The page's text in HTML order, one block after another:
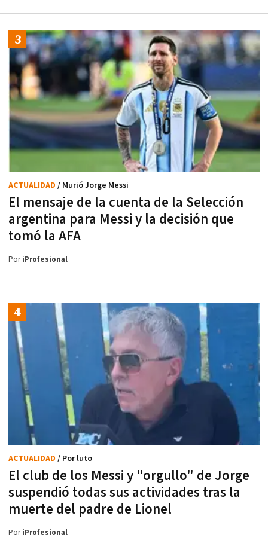
El mensaje de la cuenta de la Selección
argentina para Messi y la decisión que
tomó la AFA
ACTUALIDAD / Murió Jorge Messi
PoriProfesional
El club de los Messi y "orgullo" de Jorge
suspendió todas sus actividades tras la
muerte del padre de Lionel
ACTUALIDAD / Por luto
PoriProfesional